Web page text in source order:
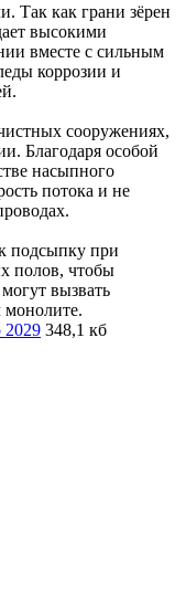
Так как грани зёрен
высокими
вместе с сильным
коррозии и
сооружениях,
Благодаря особой
насыпного
потока и не
подсыпку при
полов, чтобы
вызвать
монолите.
2029 348,1 кб